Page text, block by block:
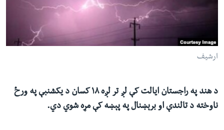
ځای
له مونږ سره په تماس کې پاتې شئ
ارشیف
د هند په راجستان ایالت کې لږ تر لږه ۱۸ کسان د یکشنبې په ورځ
ناوخته د تالندې او برېښنال په پېښه کې مړه شوي دي.